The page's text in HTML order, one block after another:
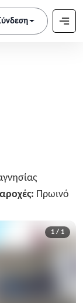
Πρωινό
1 / 1